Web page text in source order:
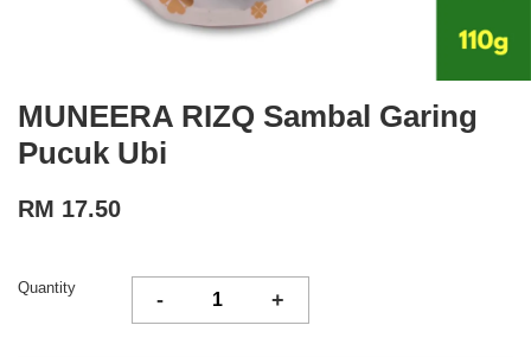
MUNEERA RIZQ Sambal Garing
Pucuk Ubi
RM 17.50
Quantity
- +